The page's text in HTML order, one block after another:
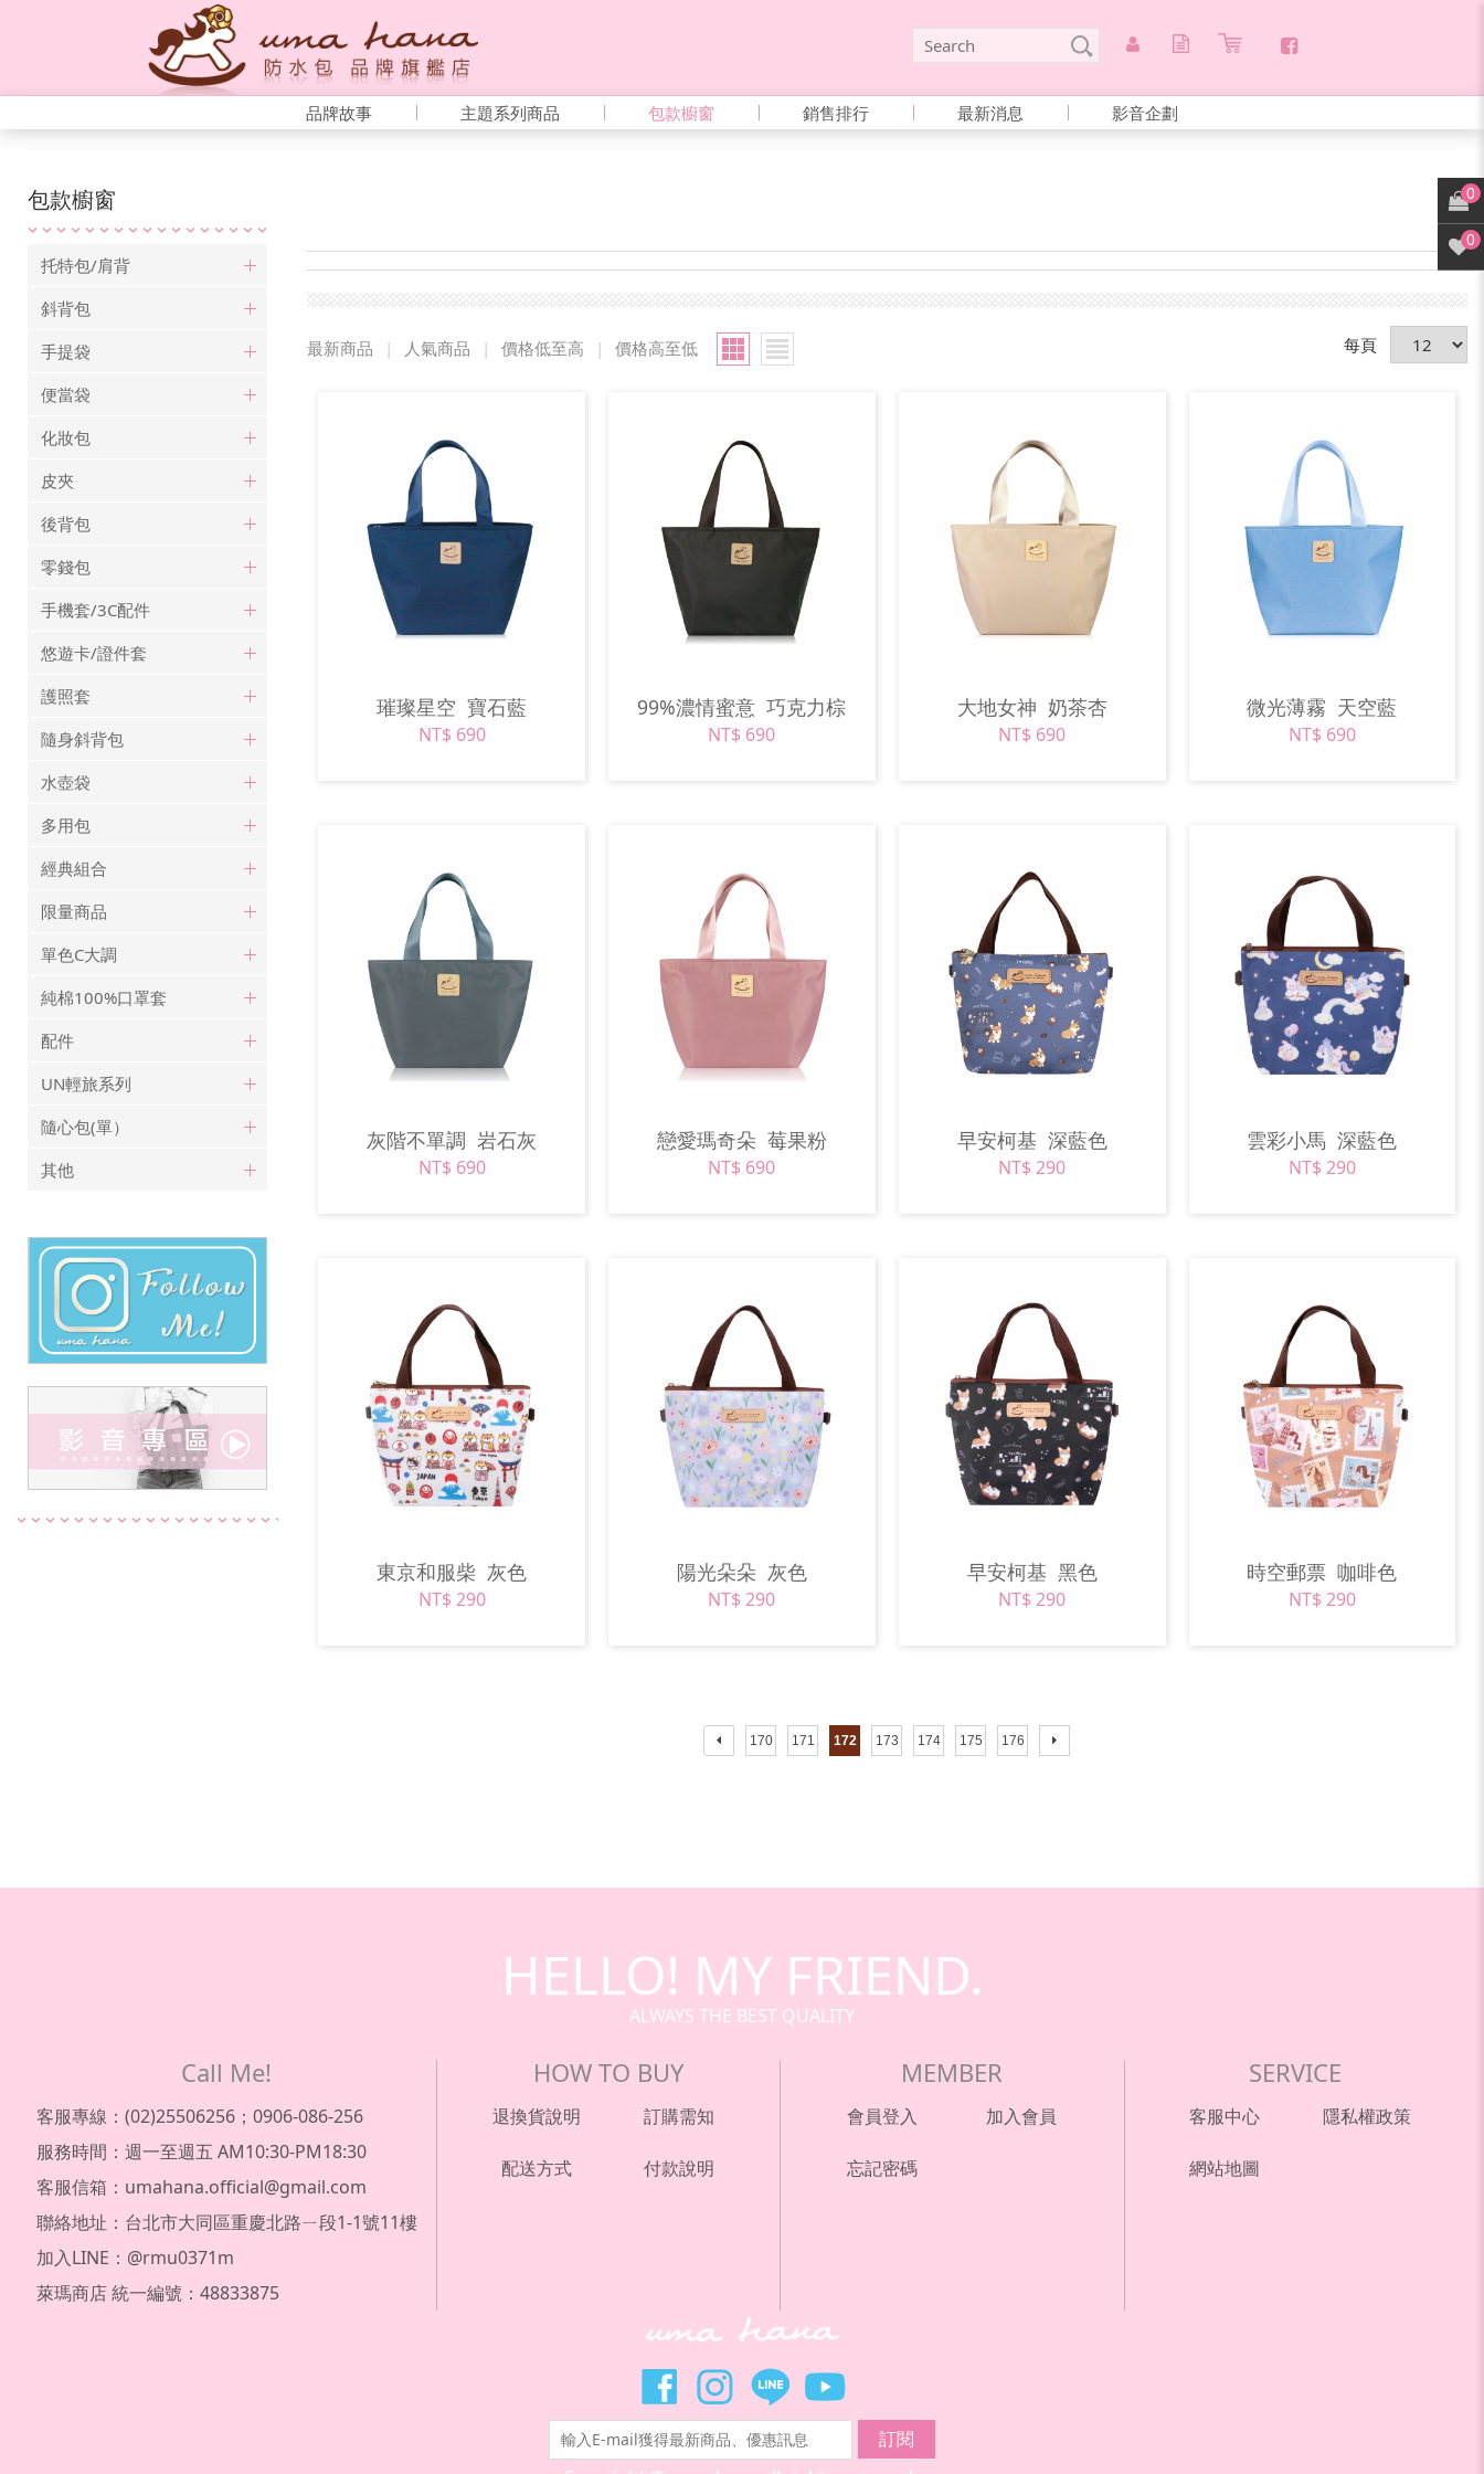
品牌故事 主題系列商品 包款櫥窗 銷售排行 最新消息 影音企劃
包款櫥窗
托特包/肩背
斜背包
手提袋
便當袋
化妝包
皮夾
後背包
零錢包
手機套/3C配件
悠遊卡/證件套
護照套
隨身斜背包
水壺袋
多用包
經典組合
限量商品
單色C大調
純棉100%口罩套
配件
UN輕旅系列
隨心包(單）
其他
最新商品 | 人氣商品 | 價格低至高 | 價格高至低 每頁
璀璨星空寶石藍
NT$ 690
99%濃情蜜意巧克力棕
NT$ 690
大地女神 奶茶杏
NT$ 690
微光薄霧 天空藍
NT$ 690
灰階不單調岩石灰
NT$ 690
戀愛瑪奇朵 莓果粉
NT$ 690
早安柯基 深藍色
NT$ 290
雲彩小馬深藍色
NT$ 290
東京和服柴 灰色
NT$ 290
陽光朵朵 灰色
NT$ 290
早安柯基 黑色
NT$ 290
時空郵票咖啡色
NT$ 290
170 171 172 173 174 175 176
HELLO! MY FRIEND.
ALWAYS THE BEST QUALITY
Call Me!
客服專線：(02)25506256；0906-086-256
服務時間：週一至週五 AM10:30-PM18:30
客服信箱：umahana.official@gmail.com
聯絡地址：台北市大同區重慶北路ㄧ段1-1號11樓
加入LINE：@rmu0371m
萊瑪商店 統一編號：48833875
HOW TO BUY
退換貨說明 訂購需知
配送方式 付款說明
MEMBER
會員登入 加入會員
忘記密碼
SERVICE
客服中心 隱私權政策
網站地圖
訂閱
0
0